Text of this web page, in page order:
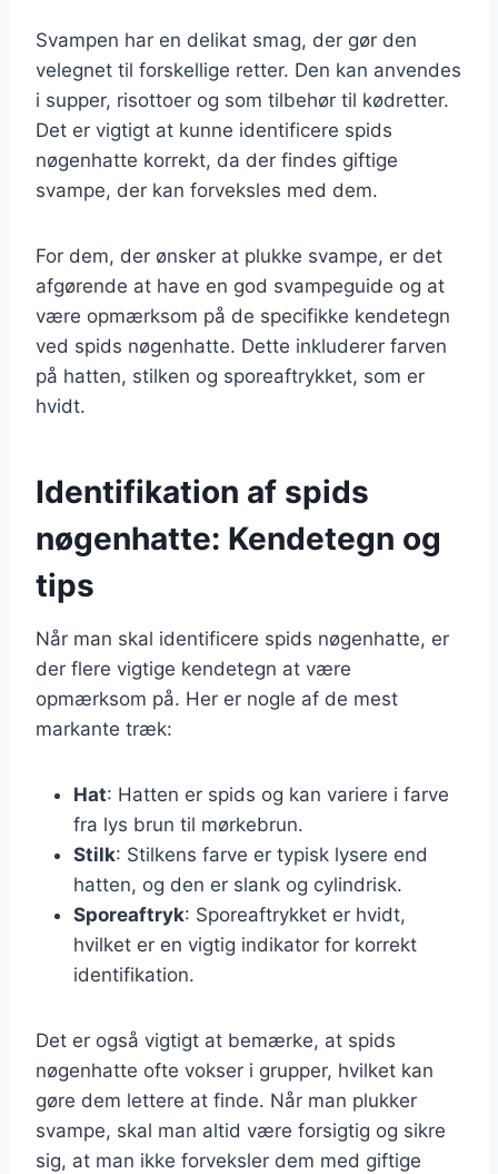
Svampen har en delikat smag, der gør den
velegnet til forskellige retter. Den kan anvendes
i supper, risottoer og som tilbehør til kødretter.
Det er vigtigt at kunne identificere spids
nøgenhatte korrekt, da der findes giftige
svampe, der kan forveksles med dem.
For dem, der ønsker at plukke svampe, er det
afgørende at have en god svampeguide og at
være opmærksom på de specifikke kendetegn
ved spids nøgenhatte. Dette inkluderer farven
på hatten, stilken og sporeaftrykket, som er
hvidt.
Identifikation af spids
nøgenhatte: Kendetegn og
tips
Når man skal identificere spids nøgenhatte, er
der flere vigtige kendetegn at være
opmærksom på. Her er nogle af de mest
markante træk:
Hat: Hatten er spids og kan variere i farve
fra lys brun til mørkebrun.
Stilk: Stilkens farve er typisk lysere end
hatten, og den er slank og cylindrisk.
Sporeaftryk: Sporeaftrykket er hvidt,
hvilket er en vigtig indikator for korrekt
identifikation.
Det er også vigtigt at bemærke, at spids
nøgenhatte ofte vokser i grupper, hvilket kan
gøre dem lettere at finde. Når man plukker
svampe, skal man altid være forsigtig og sikre
sig, at man ikke forveksler dem med giftige